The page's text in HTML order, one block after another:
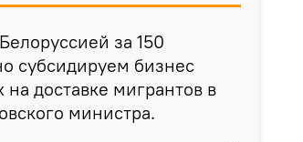
за 150
субсидируем бизнес
доставке мигрантов в
министра.